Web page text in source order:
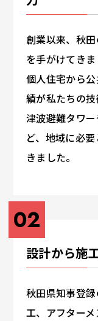
創業以来、秋
を手がけてきま
個人住宅から
績が私たちの技
津波避難タワ
ど、地域に必
きました。
02
設計から施
秋田県知事登
工、アフター